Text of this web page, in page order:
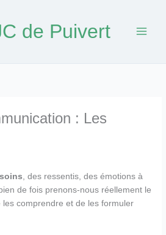
de Puivert
: Les
, des ressentis, des émotions à
de fois prenons-nous réellement le
comprendre et de les formuler